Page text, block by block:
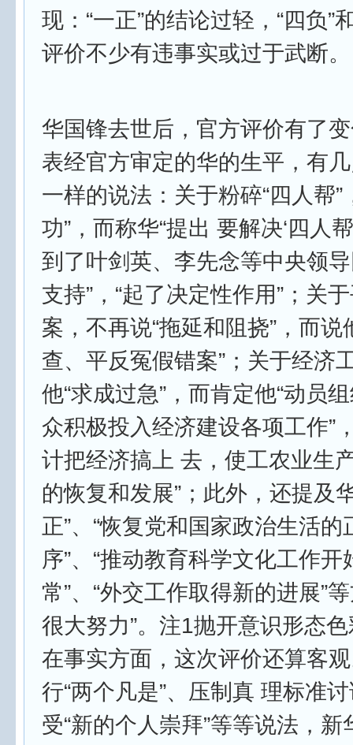
现：“一正”的结论过轻，“四负”
评价不少有违事实或过于武断。
华国锋去世后，官方评价有了
表经官方审定的华的生平，有
一样的说法：关于粉碎“四人帮”
功”，而称华“提出 要解决‘四人
到了叶剑英、李先念等中央领
支持”，“起了决定性作用”；关
案，不再说“拖延和阻挠”，而说
查、平反冤假错案”；关于经济
他“求成过急”，而肯定他“动员
众积极投入经济建设各项工作”
计把经济搞上 去，使工农业生
的恢复和发展”；此外，还提及
正”、“恢复党和国家政治生活的
序”、“推动教育科学文化工作开
常”、“外交工作取得新的进展”
很大努力”。注1抛开意识形态
在事实方面，这次评价还算客
行“两个凡是”、压制真 理标准
受“新的个人崇拜”等等说法，